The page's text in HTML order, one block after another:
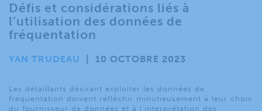
Défis et considérations liés à
l’utilisation des données de
fréquentation
YAN TRUDEAU 10 OCTOBRE 2023
Les détaillants désirant exploiter les données de
fréquentation doivent réfléchir minutieusement à leur choix
du fournisseur de données et à l’interprétation des